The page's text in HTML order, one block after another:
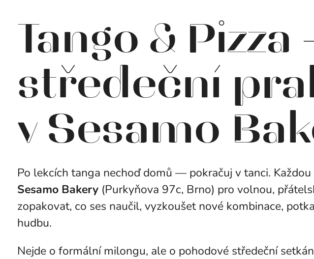
Tango & Pizza
středeční
v Sesamo
Po lekcích tanga nechoď domů — pokračuj v tanci.
Sesamo Bakery(Purkyňova 97c, Brno) pro volnou,
zopakovat, co ses naučil, vyzkoušet nové kombinace,
hudbu.
Nejde o formální milongu, ale o pohodové středeční